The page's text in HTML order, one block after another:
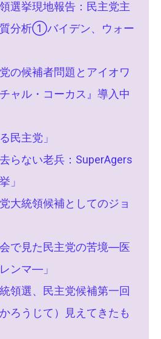
選挙現地報告：民主党主
分析①バイデン、ウォー
の候補者問題とアイオワ
ャル・コーカス』導入中
民主党」
らない老兵：SuperAgers
」
大統領候補としてのジョ
で見た民主党の苦境―医
ンマ―」
領選、民主党候補第一回
ろうじて）見えてきたも